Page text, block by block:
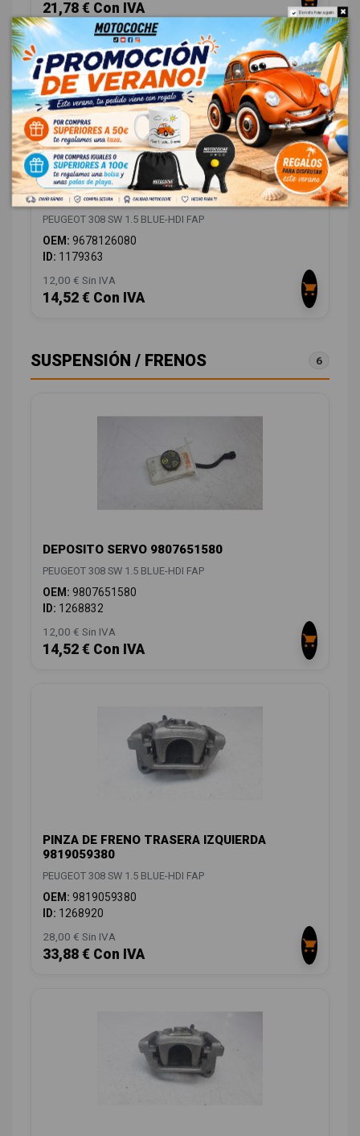
21,78 € Con IVA
DEPOSITO EXPANSION 9678126080
PEUGEOT 308 SW 1.5 BLUE-HDI FAP
OEM: 9678126080
ID: 1179363
12,00 € Sin IVA
14,52 € Con IVA
SUSPENSIÓN / FRENOS 6
DEPOSITO SERVO 9807651580
PEUGEOT 308 SW 1.5 BLUE-HDI FAP
OEM: 9807651580
ID: 1268832
12,00 € Sin IVA
14,52 € Con IVA
PINZA DE FRENO TRASERA IZQUIERDA
9819059380
PEUGEOT 308 SW 1.5 BLUE-HDI FAP
OEM: 9819059380
ID: 1268920
28,00 € Sin IVA
33,88 € Con IVA
Do not show again.